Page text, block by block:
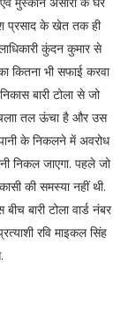
प्रसाद के खेत तक ही
कुंदन कुमार से
कितना भी सफाई करवा
बारी टोला से जो
तल ऊंचा है और उस
के निकलने में अवरोध
निकल जाएगा. पहले जो
की समस्या नहीं थी.
बारी टोला वार्ड नंबर
रवि माइकल सिंह